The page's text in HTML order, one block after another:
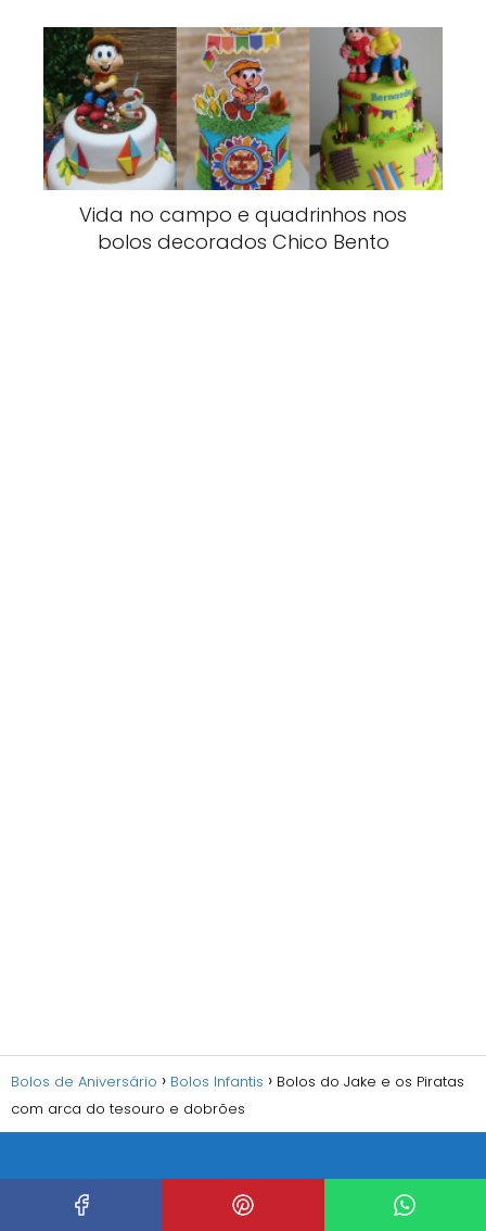
Vida no campo e quadrinhos nos
bolos decorados Chico Bento
Bolos de Aniversário Bolos Infantis
Bolos do Jake e os Piratas
com arca do tesouro e dobrões
O site BoloAniversario.com é dedicado a receitas